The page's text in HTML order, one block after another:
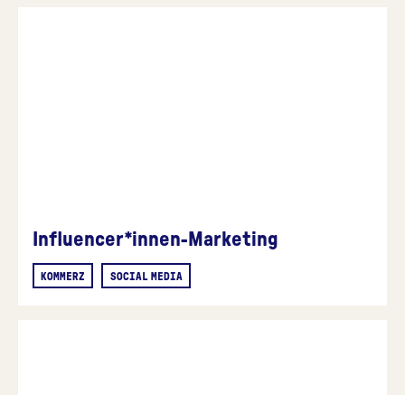
Influencer*innen-Marketing
KOMMERZ SOCIAL MEDIA